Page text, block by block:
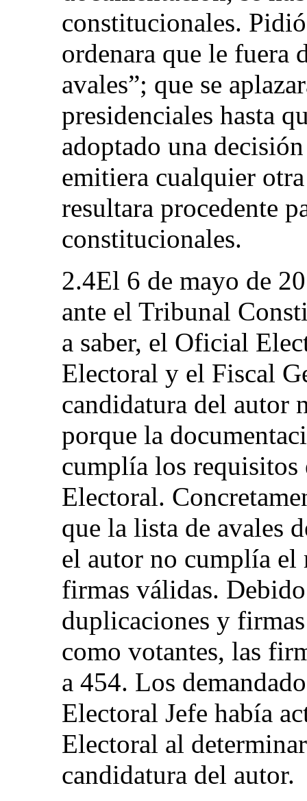
constitucionales.
ordenara que le fuera
avales”; que se
presidenciales hasta
adoptado una
emitiera cualquier
resultara procedente
constitucionales.
2.4El 6 de mayo de
ante el Tribunal
a saber, el Oficial
Electoral y el Fiscal
candidatura del autor
porque la
cumplía los requisitos
Electoral.
que la lista de avales
el autor no cumplía
firmas válidas.
duplicaciones y firmas
como votantes, las
a 454. Los
Electoral Jefe había
Electoral al
candidatura del autor.